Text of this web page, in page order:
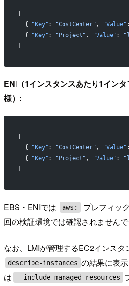
[
  {
"Key" : "CostCenter" , "Value"
  {
"Key" : "Project" , "Value" :
]
ENI（1インスタンスあたり1イン
様）:
  {
"Key" : "CostCenter" , "Value"
  {
"Key" : "Project" , "Value" :
EBS・ENIでは aws:
プレフィッ
回の検証環境では確認されませんで
なお、LMIが管理するEC2インスタ
describe-instances の結果に表
は
--include-managed-resources